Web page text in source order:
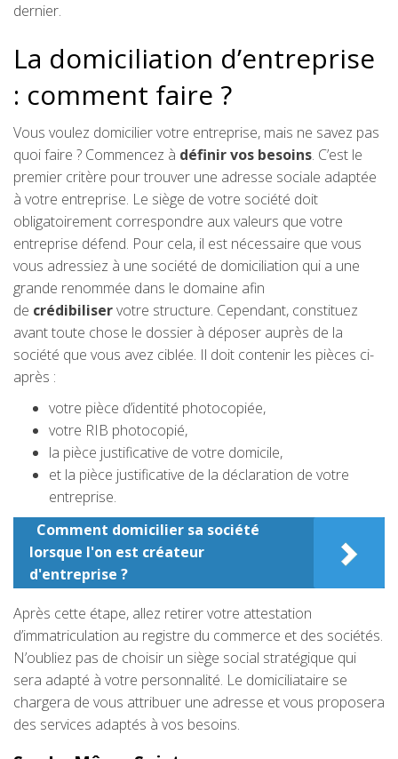
dernier.
La domiciliation d’entreprise
: comment faire ?
Vous voulez domicilier votre entreprise, mais ne savez pas
quoi faire ? Commencez à définir vos besoins. C’est le
premier critère pour trouver une adresse sociale adaptée
à votre entreprise. Le siège de votre société doit
obligatoirement correspondre aux valeurs que votre
entreprise défend. Pour cela, il est nécessaire que vous
vous adressiez à une société de domiciliation qui a une
grande renommée dans le domaine afin
de crédibiliservotre structure. Cependant, constituez
avant toute chose le dossier à déposer auprès de la
société que vous avez ciblée. Il doit contenir les pièces ci-
après :
votre pièce d’identité photocopiée,
votre RIB photocopié,
la pièce justificative de votre domicile,
et la pièce justificative de la déclaration de votre
entreprise.
Comment domicilier sa société
lorsque l'on est créateur
d'entreprise ?
Après cette étape, allez retirer votre attestation
d’immatriculation au registre du commerce et des sociétés.
N’oubliez pas de choisir un siège social stratégique qui
sera adapté à votre personnalité. Le domiciliataire se
chargera de vous attribuer une adresse et vous proposera
des services adaptés à vos besoins.